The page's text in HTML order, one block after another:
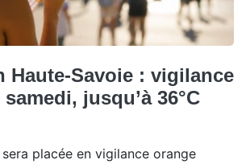
Haute-Savoie : vigilance
jusqu’à 36°C
placée en vigilance orange